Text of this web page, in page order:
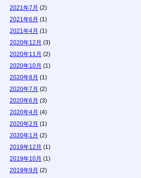
2021年7月 (2)
2021年6月 (1)
2021年4月 (1)
2020年12月 (3)
2020年11月 (2)
2020年10月 (1)
2020年8月 (1)
2020年7月 (2)
2020年6月 (3)
2020年4月 (4)
2020年2月 (1)
2020年1月 (2)
2019年12月 (1)
2019年10月 (1)
2019年9月 (2)